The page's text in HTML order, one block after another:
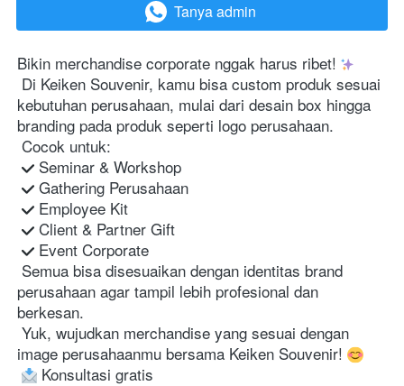
` Tanya admin
Bikin merchandise corporate nggak harus ribet!
kebutuhan perusahaan, mulai dari desain box hingga
branding pada produk seperti logo perusahaan.
Seminar & Workshop
Gathering Perusahaan
Employee Kit
Client & Partner Gift
Event Corporate
perusahaan agar tampil lebih profesional dan
berkesan.
image perusahaanmu bersama Keiken Souvenir!
Konsultasi gratis